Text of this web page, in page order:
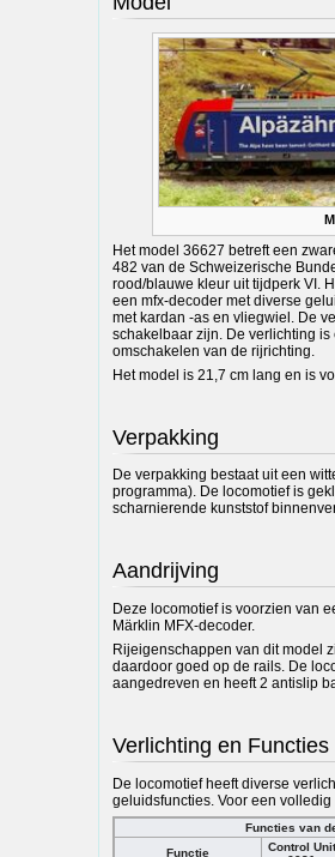
Het model 36627 betreft een
482 van de Schweizerische
rood/blauwe kleur uit tijdperk VI.
een mfx-decoder met diverse
met kardan -as en vliegwiel. De
schakelbaar zijn. De verlichting
omschakelen van de rijrichting.
Het model is 21,7 cm lang en is
Verpakking
De verpakking bestaat uit een
programma). De locomotief is
scharnierende kunststof
Aandrijving
Deze locomotief is voorzien van
Märklin MFX-decoder.
Rijeigenschappen van dit model
daardoor goed op de rails. De
aangedreven en heeft 2 antislip
Verlichting en Functies
De locomotief heeft diverse
geluidsfuncties. Voor een
Functies van
Functie
Control Unit